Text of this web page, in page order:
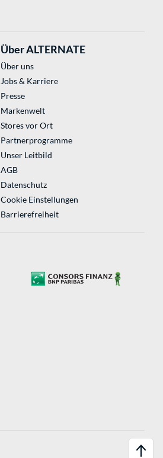
Über ALTERNATE
Über uns
Jobs & Karriere
Presse
Markenwelt
Stores vor Ort
Partnerprogramme
Unser Leitbild
AGB
Datenschutz
Cookie Einstellungen
Barrierefreiheit